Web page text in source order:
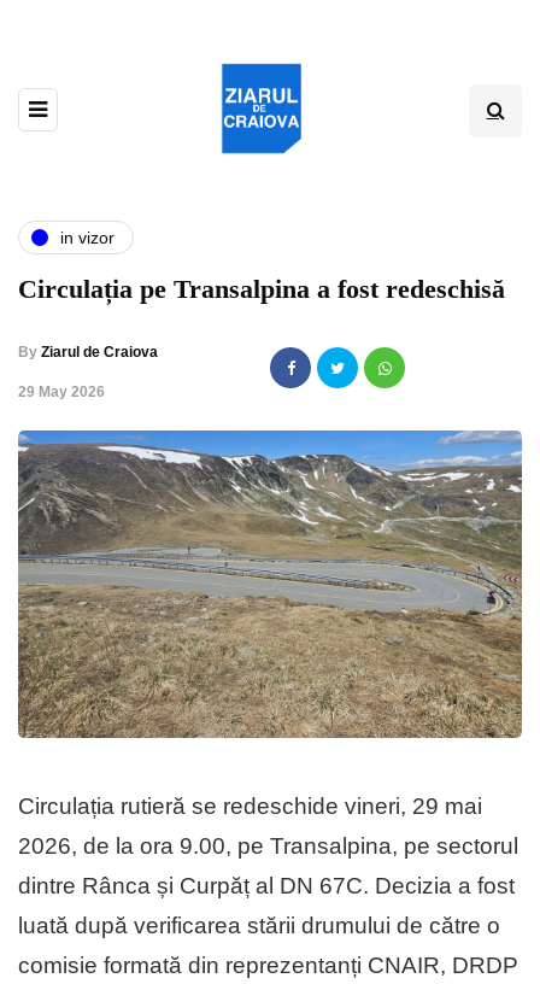
in vizor
Circulația pe Transalpina a fost redeschisă
By Ziarul de Craiova
,29 May 2026
Circulația rutieră se redeschide vineri, 29 mai
2026, de la ora 9.00, pe Transalpina, pe sectorul
dintre Rânca și Curpăț al DN 67C. Decizia a fost
luată după verificarea stării drumului de către o
comisie formată din reprezentanți CNAIR, DRDP